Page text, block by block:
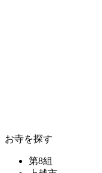
お寺を探す
第8組